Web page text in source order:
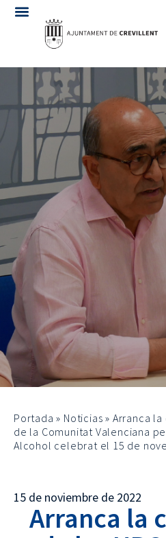
Portada » Noticias » Arranca la
de la Comunitat Valenciana
Alcohol celebrat el 15 de
15 de noviembre de 2022
Arranca la